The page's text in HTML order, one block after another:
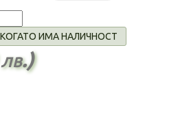
ИМА НАЛИЧНОСТ